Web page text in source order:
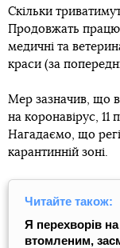
Скільки
Продовжать
медичні та
краси (за
Мер зазначив, що в
на коронавірус, 11
Нагадаємо, що
карантинній зоні.
Читайте також:
Я перехворів
втомленим,